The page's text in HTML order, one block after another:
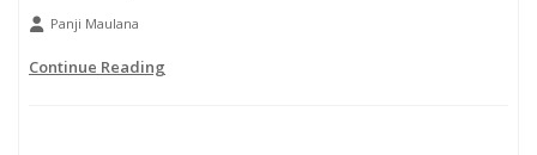
Panji Maulana
Continue Reading